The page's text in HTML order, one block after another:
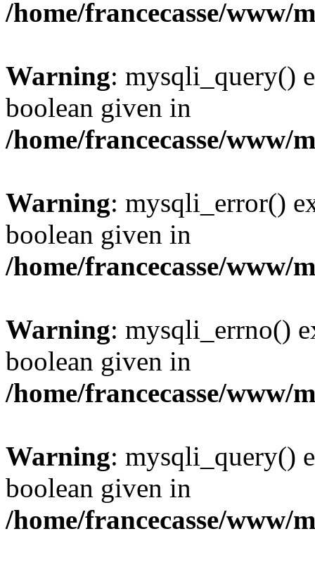
/home/francecasse/www/
Warning: mysqli_query()
boolean given in
/home/francecasse/www/
Warning: mysqli_error()
boolean given in
/home/francecasse/www/
Warning: mysqli_errno()
boolean given in
/home/francecasse/www/
Warning: mysqli_query()
boolean given in
/home/francecasse/www/